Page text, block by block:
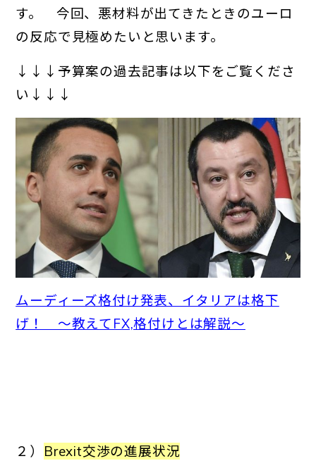
す。 今回、悪材料が出てきたときのユーロ
の反応で見極めたいと思います。
↓↓↓予算案の過去記事は以下をご覧くださ
い↓↓↓
ムーディーズ格付け発表、イタリアは格下
げ！ ～教えてFX,格付けとは解説～
２） Brexit交渉の進展状況